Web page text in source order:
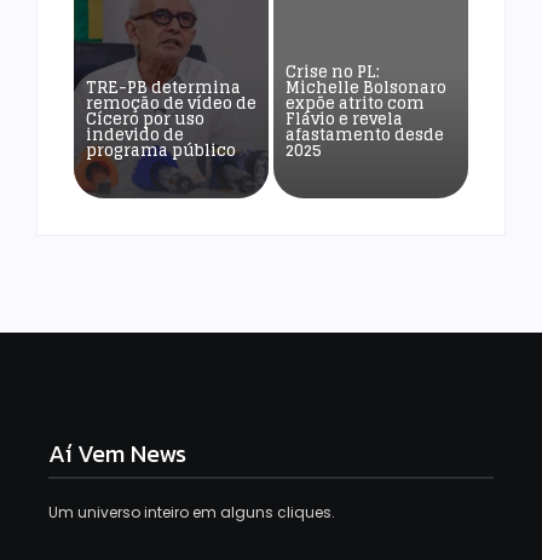
TRE-PB determina
remoção de vídeo de
Cícero por uso
indevido de
programa público
Crise no PL:
Michelle Bolsonaro
expõe atrito com
Flávio e revela
afastamento desde
2025
Aí Vem News
Um universo inteiro em alguns cliques.